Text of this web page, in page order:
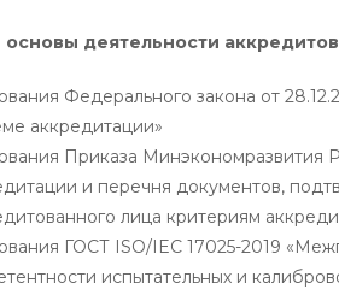
деятельности
Федерального закона от
аккредитации»
Приказа Минэкономразвития
и перечня документов,
лица критериям
ГОСТ ISO/IEC 17025-2019
испытательных и